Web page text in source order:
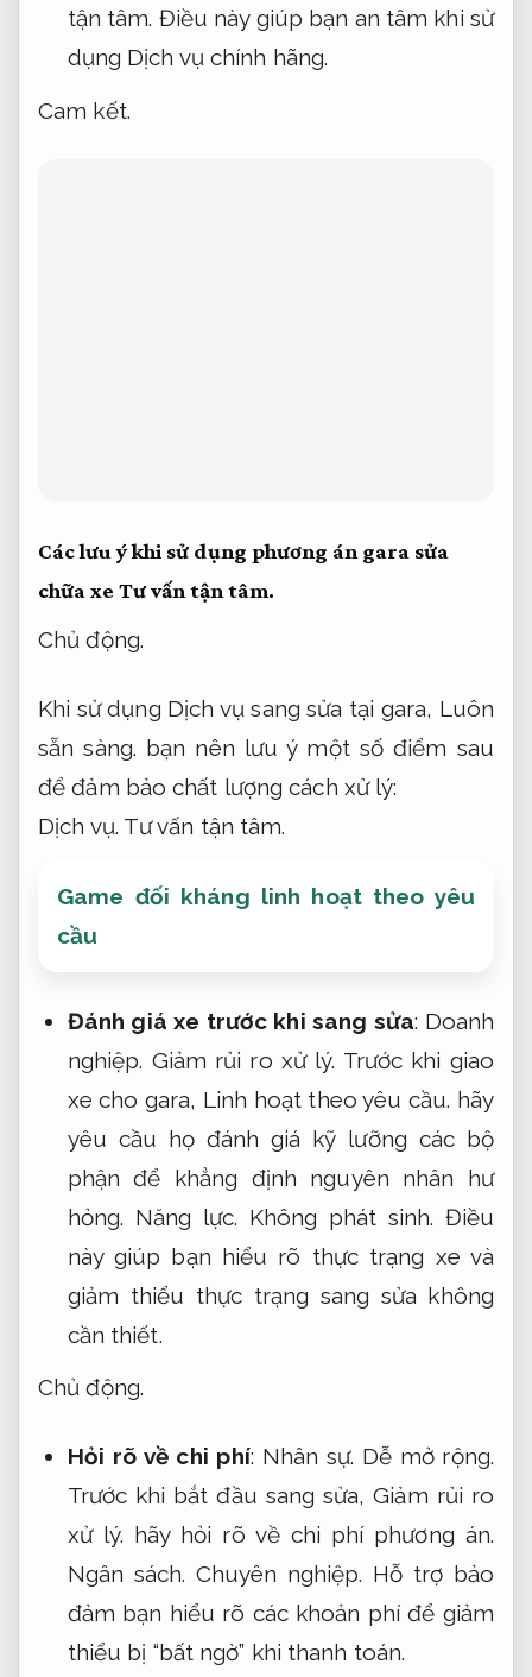
tận tâm. Điều này giúp bạn an tâm khi sử
dụng Dịch vụ chính hãng.
Cam kết.
Các lưu ý khi sử dụng phương án gara sửa
chữa xe Tư vấn tận tâm.
Chủ động.
Khi sử dụng Dịch vụ sang sửa tại gara, Luôn
sẵn sàng. bạn nên lưu ý một số điểm sau
để đảm bảo chất lượng cách xử lý:
Dịch vụ. Tư vấn tận tâm.
Game đối kháng linh hoạt theo yêu
cầu
Đánh giá xe trước khi sang sửa: Doanh
nghiệp. Giảm rủi ro xử lý. Trước khi giao
xe cho gara, Linh hoạt theo yêu cầu. hãy
yêu cầu họ đánh giá kỹ lưỡng các bộ
phận để khẳng định nguyên nhân hư
hỏng. Năng lực. Không phát sinh. Điều
này giúp bạn hiểu rõ thực trạng xe và
giảm thiểu thực trạng sang sửa không
cần thiết.
Chủ động.
Hỏi rõ về chi phí: Nhân sự. Dễ mở rộng.
Trước khi bắt đầu sang sửa,Giảm rủi ro
xử lý. hãy hỏi rõ về chi phí phương án.
Ngân sách. Chuyên nghiệp. Hỗ trợ bảo
đảm bạn hiểu rõ các khoản phí để giảm
thiểu bị “bất ngờ” khi thanh toán.